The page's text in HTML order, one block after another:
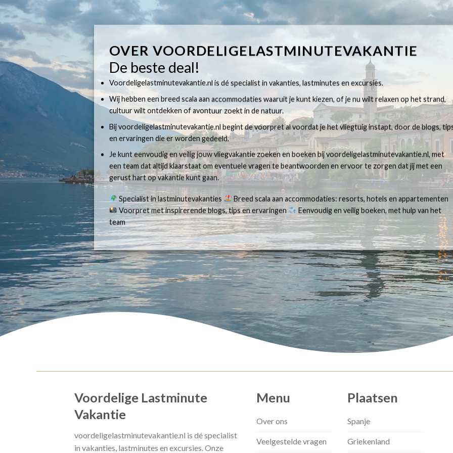
OVER VOORDELIGELASTMINUTEVAKANTIE
De beste deal!
Voordeligelastminutevakantie.nl is dé specialist in vakanties, lastminutes en excursies.
Wij hebben een breed scala aan accommodaties waaruit je kunt kiezen, of je nu wilt relaxen op het strand,
cultuur wilt ontdekken of avontuur zoekt in de natuur.
Bij voordeligelastminutevakantie.nl begint de voorpret al voordat je het vliegtuig instapt, door de blogs,
en ervaringen die er worden gedeeld.
Je kunt eenvoudig en veilig jouw vliegvakantie zoeken en boeken bij voordeligelastminutevakantie.nl, met
een team dat altijd klaarstaat om eventuele vragen te beantwoorden en ervoor te zorgen dat jij met een
gerust hart op vakantie kunt gaan.
Specialist in lastminutevakanties
Breed scala aan accommodaties: resorts, hotels en appartementen
Voorpret met inspirerende blogs, tips en ervaringen
Eenvoudig en veilig boeken, met hulp van het
team
Voordelige Lastminute
Vakantie
voordeligelastminutevakantie.nl is dé specialist
in vakanties, lastminutes en excursies. Onze
Menu
Over ons
Veelgestelde vragen
Plaatsen
Spanje
Griekenland